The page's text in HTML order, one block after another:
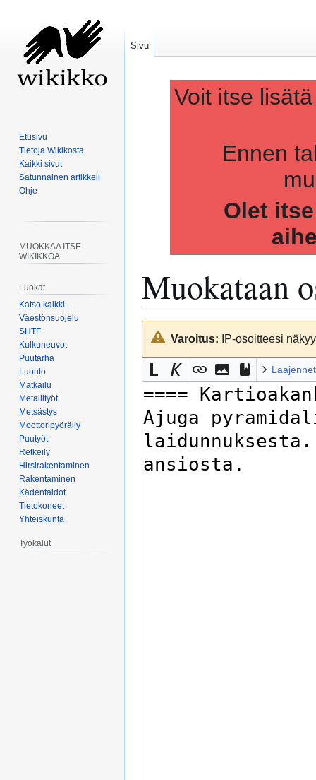
Voit itse
Ennen
Olet
Muokataan
Siirry
navigaatioon
Siirry
hakuunVaroitus: IP-osoitteesi
Sivu
Etusivu
Tietoja Wikikosta
Kaikki sivut
Satunnainen artikkeli
Ohje
MUOKKAA ITSE
WIKIKKOA
Luokat
Katso kaikki...
Väestönsuojelu
SHTF
Kulkuneuvot
Puutarha
Luonto
Matkailu
Metallityöt
Metsästys
Moottoripyöräily
Puutyöt
Retkeily
Hirsirakentaminen
Rakentaminen
Kädentaidot
Tietokoneet
Yhteiskunta
Työkalut